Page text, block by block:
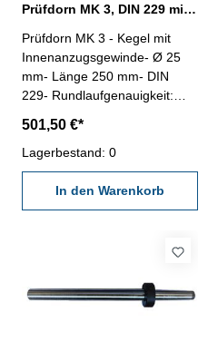
Prüfdorn MK 3, DIN 229 mit Innenanzugsgewinde
Prüfdorn MK 3 - Kegel mit
Innenanzugsgewinde- Ø 25
mm- Länge 250 mm- DIN
229- Rundlaufgenauigkeit:
mm- Holzetui und
Kalibrierschein auf Anfrage
501,50 €*
Lagerbestand: 0
In den Warenkorb